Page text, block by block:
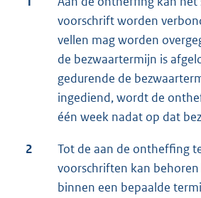
voorschrift worden
vellen mag worden
de bezwaartermijn is
gedurende de
ingediend, wordt de
één week nadat op dat
2
Tot de aan de ontheffing
voorschriften kan
binnen een bepaalde